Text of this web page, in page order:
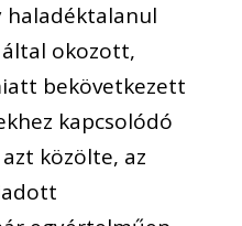
által okozott,
bekövetkezett
kapcsolódó
közölte, az